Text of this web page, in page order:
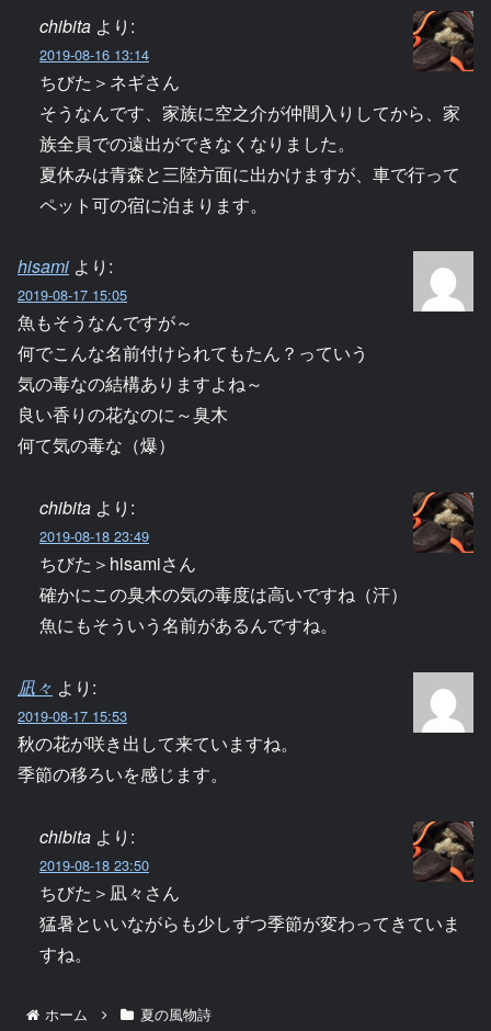
chibita より:
2019-08-16 13:14
ちびた＞ネギさん
そうなんです、家族に空之介が仲間入りしてから、家
族全員での遠出ができなくなりました。
夏休みは青森と三陸方面に出かけますが、車で行って
ペット可の宿に泊まります。
hisami より:
2019-08-17 15:05
魚もそうなんですが～
何でこんな名前付けられてもたん？っていう
気の毒なの結構ありますよね～
良い香りの花なのに～臭木
何て気の毒な（爆）
chibita より:
2019-08-18 23:49
ちびた＞hisamiさん
確かにこの臭木の気の毒度は高いですね（汗）
魚にもそういう名前があるんですね。
凪々 より:
2019-08-17 15:53
秋の花が咲き出して来ていますね。
季節の移ろいを感じます。
chibita より:
2019-08-18 23:50
ちびた＞凪々さん
猛暑といいながらも少しずつ季節が変わってきていま
すね。
ホーム 夏の風物詩